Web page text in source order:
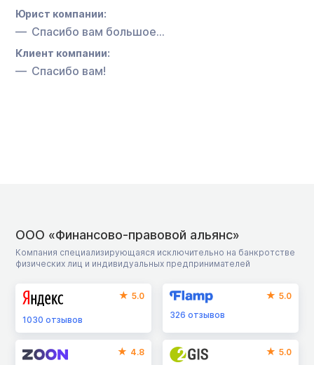
Юрист компании:
Спасибо вам большое…
Клиент компании:
Спасибо вам!
ООО «Финансово-правовой альянс»
Компания специализирующаяся исключительно на банкротстве
физических лиц и индивидуальных предпринимателей
5.0
1030 отзывов
5.0
326отзывов
4.8 5.0